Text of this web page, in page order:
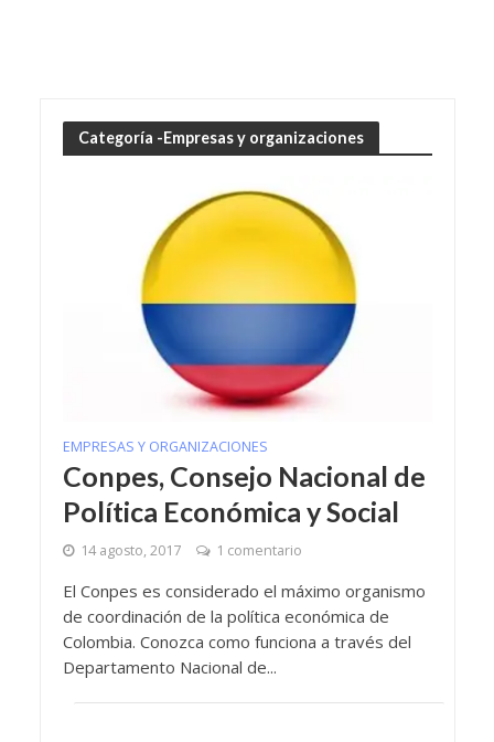
Categoría -Empresas y organizaciones
EMPRESAS Y ORGANIZACIONES
Conpes, Consejo Nacional de
Política Económica y Social
14 agosto, 2017 1 comentario
El Conpes es considerado el máximo organismo
de coordinación de la política económica de
Colombia. Conozca como funciona a través del
Departamento Nacional de...